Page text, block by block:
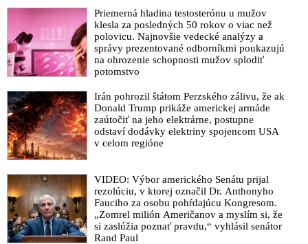
Priemerná hladina testosterónu u mužov
klesla za posledných 50 rokov o viac než
polovicu. Najnovšie vedecké analýzy a
správy prezentované odborníkmi poukazujú
na ohrozenie schopnosti mužov splodiť
potomstvo
Irán pohrozil štátom Perzského zálivu, že ak
Donald Trump prikáže americkej armáde
zaútočiť na jeho elektrárne, postupne
odstaví dodávky elektriny spojencom USA
v celom regióne
VIDEO: Výbor amerického Senátu prijal
rezolúciu, v ktorej označil Dr. Anthonyho
Fauciho za osobu pohŕdajúcu Kongresom.
„Zomrel milión Američanov a myslím si, že
si zaslúžia poznať pravdu,“ vyhlásil senátor
Rand Paul